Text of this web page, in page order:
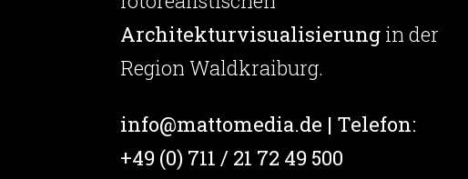
Architekturvisualisierung in der
Region Waldkraiburg.
info@mattomedia.de | Telefon:
+49 (0) 711 / 21 72 49 500